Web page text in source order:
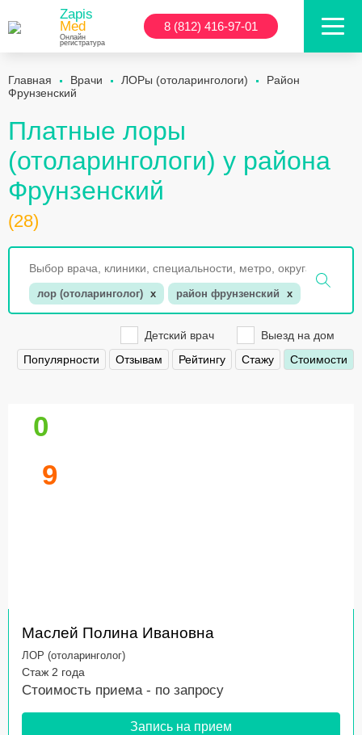
Zapis
Med
Онлайн
регистратура
8 (812) 416-97-01
Главная Врачи ЛОРы (отоларингологи)
Район
Фрунзенский
Платные лоры
(отоларингологи) у района
Фрунзенский
(28)
лор (отоларинголог) x район фрунзенский x
Детский врач
Выезд на дом
Популярности
Отзывам Рейтингу Стажу Стоимости
0
9
Маслей Полина Ивановна
ЛОР (отоларинголог)
Стаж 2 года
Стоимость приема - по запросу
Запись на прием